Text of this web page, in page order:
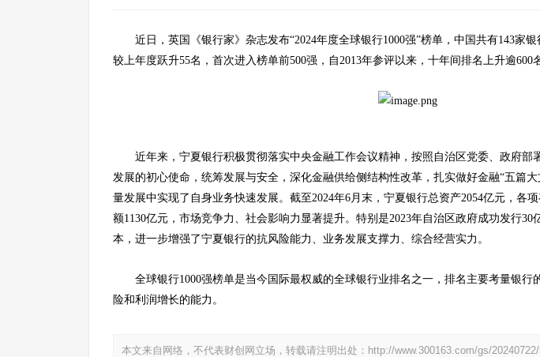
近日，英国《银行家》杂志发布“2024年度全球银行1000强”榜单，中国共有143家
较上年度跃升55名，首次进入榜单前500强，自2013年参评以来，十年间排名上升逾600
近年来，宁夏银行积极贯彻落实中央金融工作会议精神，按照自治区党委、政府部
发展的初心使命，统筹发展与安全，深化金融供给侧结构性改革，扎实做好金融“五篇
量发展中实现了自身业务快速发展。截至2024年6月末，宁夏银行总资产2054亿元，各
额1130亿元，市场竞争力、社会影响力显著提升。特别是2023年自治区政府成功发行30
本，进一步增强了宁夏银行的抗风险能力、业务发展支撑力、综合经营实力。
全球银行1000强榜单是当今国际最权威的全球银行业排名之一，排名主要考量银行
险和利润增长的能力。
本文来自网络，不代表财创网立场，转载请注明出处： http://www.300163.com/gs/20240722/